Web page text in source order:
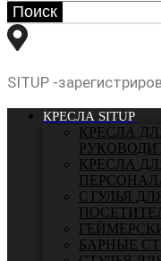
Поиск
SITUP -
КРЕСЛА SITUP
КРЕСЛА
КРЕСЛА
СТУЛЬЯ
БАРНЫЕ